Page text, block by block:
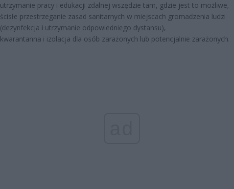
utrzymanie pracy i edukacji zdalnej wszędzie tam, gdzie jest to możliwe,
ścisłe przestrzeganie zasad sanitarnych w miejscach gromadzenia ludzi
(dezynfekcja i utrzymanie odpowiedniego dystansu),
kwarantanna i izolacja dla osób zarażonych lub potencjalnie zarażonych.